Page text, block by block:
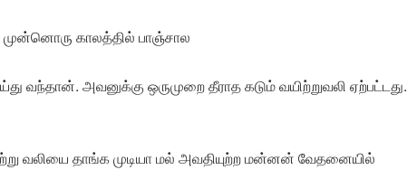
முன்னொரு காலத்தில் பாஞ்சால
வந்தான். அவனுக்கு ஒருமுறை தீராத கடும் வயிற்றுவலி ஏற்பட்டது.
வலியை தாங்க முடியா மல் அவதியுற்ற மன்னன் வேதனையில்